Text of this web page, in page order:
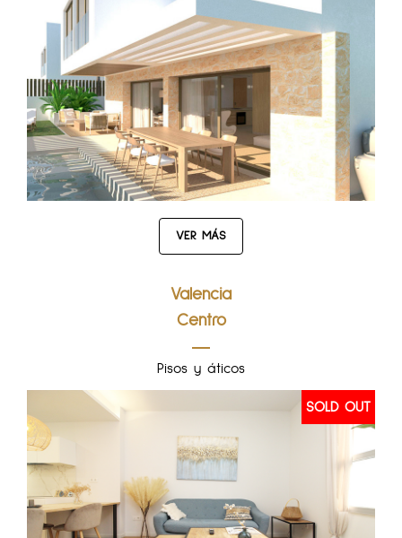
VER MÁS
Valencia
Centro
Pisos y áticos
SOLD OUT